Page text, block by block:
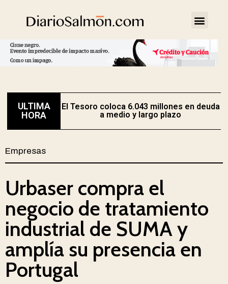
ULTIMA
HORA
El Tesoro coloca 6.043 millones en deuda
a medio y largo plazo
Empresas
Urbaser compra el
negocio de tratamiento
industrial de SUMA y
amplía su presencia en
Portugal